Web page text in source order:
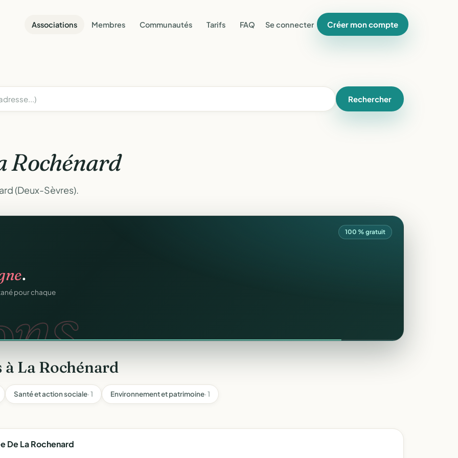
Associations Membres Communautés Tarifs FAQ Se connecter Créer mon compte
Rechercher
Rochénard
(Deux-Sèvres).
100 % gratuit
membres.
— fini les
.
pour chaque
La Rochénard
Santé et action sociale· 1 Environnement et patrimoine· 1
De La Rochenard